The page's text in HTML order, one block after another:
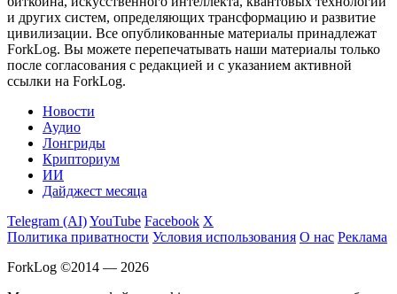
и других систем, определяющих трансформацию и развитие
цивилизации. Все опубликованные материалы принадлежат
ForkLog. Вы можете перепечатывать наши материалы только
после согласования с редакцией и с указанием активной
ссылки на ForkLog.
Новости
Аудио
Лонгриды
Крипториум
ИИ
Дайджест месяца
Telegram (AI)YouTube Facebook X
Политика приватности Условия использования О нас Реклама
ForkLog ©2014 — 2026